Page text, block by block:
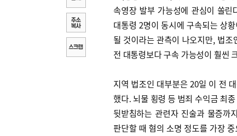
속영장 발부 가능성에 관심이 쏠린
대통령 2명이 동시에 구속되는 상
될 것이라는 관측이 나오지만, 법
전 대통령보다 구속 가능성이 훨씬
지역 법조인 대부분은 20일 이 전
했다. 뇌물 횡령 등 범죄 수익금 최
뒷받침하는 관련자 진술과 물증까
판단할 때 혐의 소명 정도를 가장